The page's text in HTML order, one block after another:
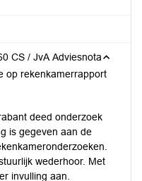
CS / JvA Adviesnota
op rekenkamerrapport
deed onderzoek
is gegeven aan de
wederhoor. Met
invulling aan.